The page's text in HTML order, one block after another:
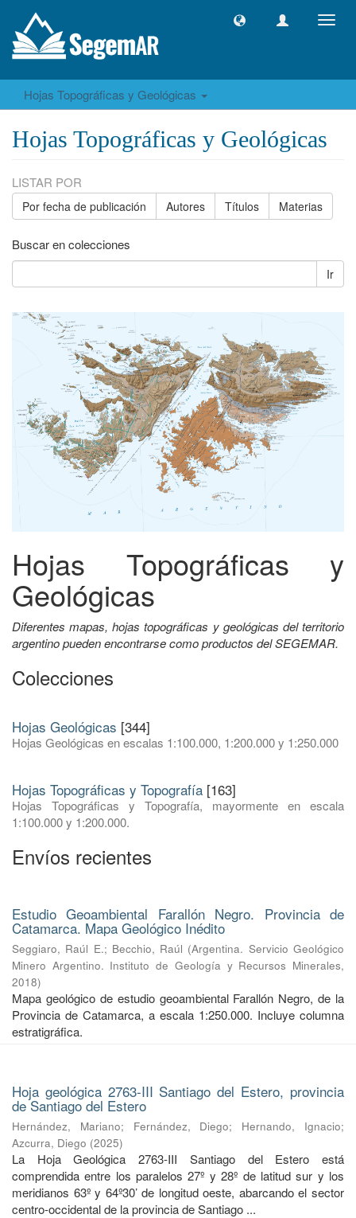
Hojas Topográficas y Geológicas
Hojas Topográficas y Geológicas
LISTAR POR
Por fecha de publicación Autores Títulos Materias
Buscar en colecciones
Ir
Hojas Topográficas y
Geológicas
Diferentes mapas, hojas topográficas y geológicas del territorio
argentino pueden encontrarse como productos del SEGEMAR.
Colecciones
Hojas Geológicas [344]
Hojas Geológicas en escalas 1:100.000, 1:200.000 y 1:250.000
Hojas Topográficas y Topografía [163]
Hojas Topográficas y Topografía, mayormente en escala
1:100.000 y 1:200.000.
Envíos recientes
Estudio Geoambiental Farallón Negro. Provincia de
Catamarca. Mapa Geológico Inédito
Seggiaro, Raúl E.; Becchio, Raúl (Argentina. Servicio Geológico
Minero Argentino. Instituto de Geología y Recursos Minerales,
2018)
Mapa geológico de estudio geoambiental Farallón Negro, de la
Provincia de Catamarca, a escala 1:250.000. Incluye columna
estratigráfica.
Hoja geológica 2763-III Santiago del Estero, provincia
de Santiago del Estero
Hernández, Mariano; Fernández, Diego; Hernando, Ignacio;
Azcurra, Diego (2025)
La Hoja Geológica 2763-III Santiago del Estero está
comprendida entre los paralelos 27º y 28º de latitud sur y los
meridianos 63º y 64º30’ de longitud oeste, abarcando el sector
centro-occidental de la provincia de Santiago ...